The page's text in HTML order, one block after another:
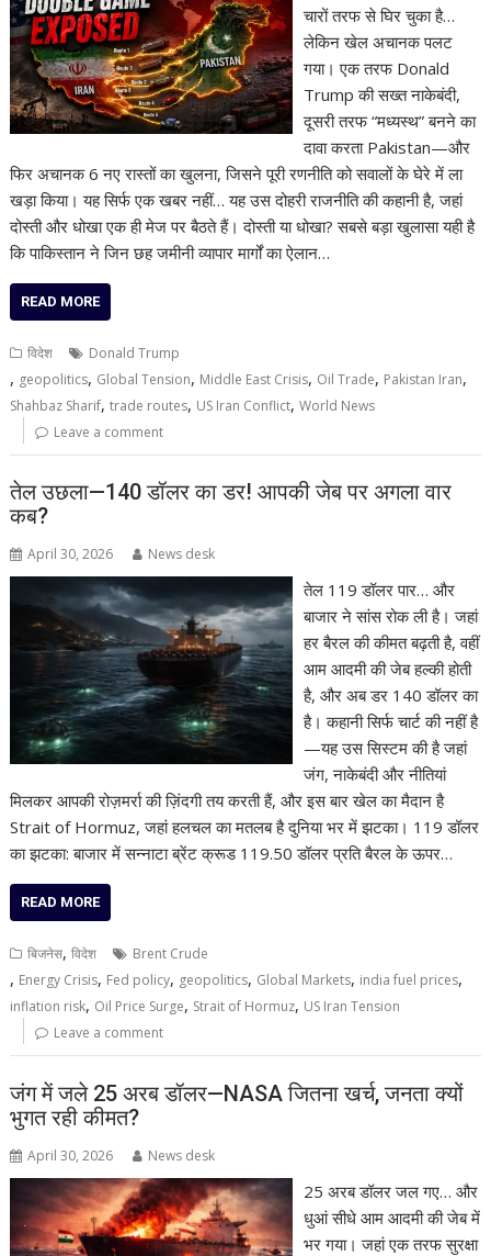
चारों तरफ से घिर चुका है…
लेकिन खेल अचानक पलट
गया। एक तरफ Donald
Trump की सख्त नाकेबंदी,
दूसरी तरफ “मध्यस्थ” बनने का
दावा करता Pakistan—और
फिर अचानक 6 नए रास्तों का खुलना, जिसने पूरी रणनीति को सवालों के घेरे में ला
खड़ा किया। यह सिर्फ एक खबर नहीं… यह उस दोहरी राजनीति की कहानी है, जहां
दोस्ती और धोखा एक ही मेज पर बैठते हैं। दोस्ती या धोखा? सबसे बड़ा खुलासा यही है
कि पाकिस्तान ने जिन छह जमीनी व्यापार मार्गों का ऐलान…
READ MORE
विदेश Donald Trump
, geopolitics, Global Tension, Middle East Crisis, Oil Trade, Pakistan Iran,
Shahbaz Sharif,trade routes, US Iran Conflict,World News
Leave a comment
तेल उछला—140 डॉलर का डर! आपकी जेब पर अगला वार
कब?
April 30, 2026 News desk
तेल 119 डॉलर पार… और
बाजार ने सांस रोक ली है। जहां
हर बैरल की कीमत बढ़ती है, वहीं
आम आदमी की जेब हल्की होती
है, और अब डर 140 डॉलर का
है। कहानी सिर्फ चार्ट की नहीं है
—यह उस सिस्टम की है जहां
जंग, नाकेबंदी और नीतियां
मिलकर आपकी रोज़मर्रा की ज़िंदगी तय करती हैं, और इस बार खेल का मैदान है
Strait of Hormuz, जहां हलचल का मतलब है दुनिया भर में झटका। 119 डॉलर
का झटका: बाजार में सन्नाटा ब्रेंट क्रूड 119.50 डॉलर प्रति बैरल के ऊपर…
READ MORE
बिजनेस,विदेश Brent Crude
, Energy Crisis, Fed policy, geopolitics, Global Markets, india fuel prices,
inflation risk, Oil Price Surge, Strait of Hormuz, US Iran Tension
Leave a comment
जंग में जले 25 अरब डॉलर—NASA जितना खर्च, जनता क्यों
भुगत रही कीमत?
April 30, 2026 News desk
25 अरब डॉलर जल गए… और
धुआं सीधे आम आदमी की जेब में
भर गया। जहां एक तरफ सुरक्षा